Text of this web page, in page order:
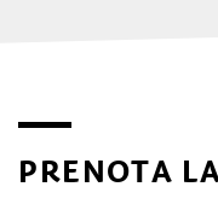
PRENOTA